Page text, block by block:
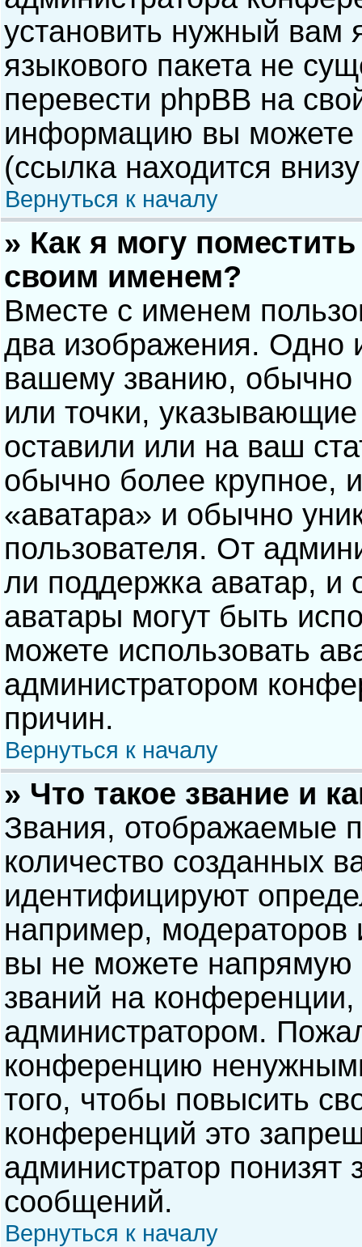
установить нужный вам
языкового пакета не
перевести phpBB на
информацию вы можете
(ссылка находится
Вернуться к началу
» Как я могу
своим именем?
Вместе с именем
два изображения. Одно
вашему званию, обычно
или точки,
оставили или на ваш
обычно более крупное,
«аватара» и обычно
пользователя. От
ли поддержка аватар, и
аватары могут быть
можете использовать
администратором
причин.
Вернуться к началу
» Что такое звание и
Звания, отображаемые
количество созданных
идентифицируют
например,
вы не можете напрямую
званий на
администратором.
конференцию
того, чтобы повысить
конференций это
администратор понизят
сообщений.
Вернуться к началу